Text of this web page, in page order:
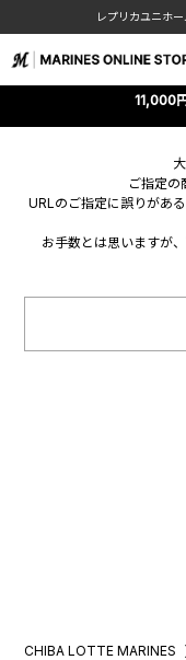
レプリカユニホ
11,000
ご指定の
URLのご指定に誤りがあ
お手数とは思いますが
CHIBA LOTTE MARINES